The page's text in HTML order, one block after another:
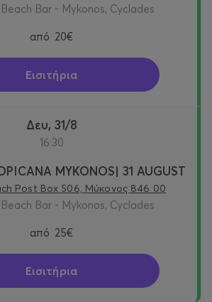
Bar - Mykonos, Cyclades
από 20€
Εισιτήρια
Δευ, 31/8
16:30
MYKONOS| 31 AUGUST
Post Box 506, Μύκονος 846 00
Bar - Mykonos, Cyclades
από 25€
Εισιτήρια